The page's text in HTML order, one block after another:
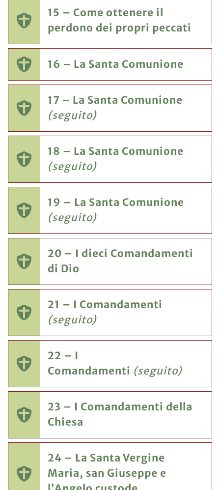
15 – Come ottenere il
perdono dei propri peccati
16 – La Santa Comunione
17 – La Santa Comunione
(seguito)
18 – La Santa Comunione
(seguito)
19 – La Santa Comunione
(seguito)
20 – I dieci Comandamenti
di Dio
21 – I Comandamenti
(seguito)
22 – I
Comandamenti (seguito)
23 – I Comandamenti della
Chiesa
24 – La Santa Vergine
Maria, san Giuseppe e